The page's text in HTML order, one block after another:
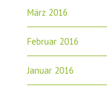
März 2016
Februar 2016
Januar 2016